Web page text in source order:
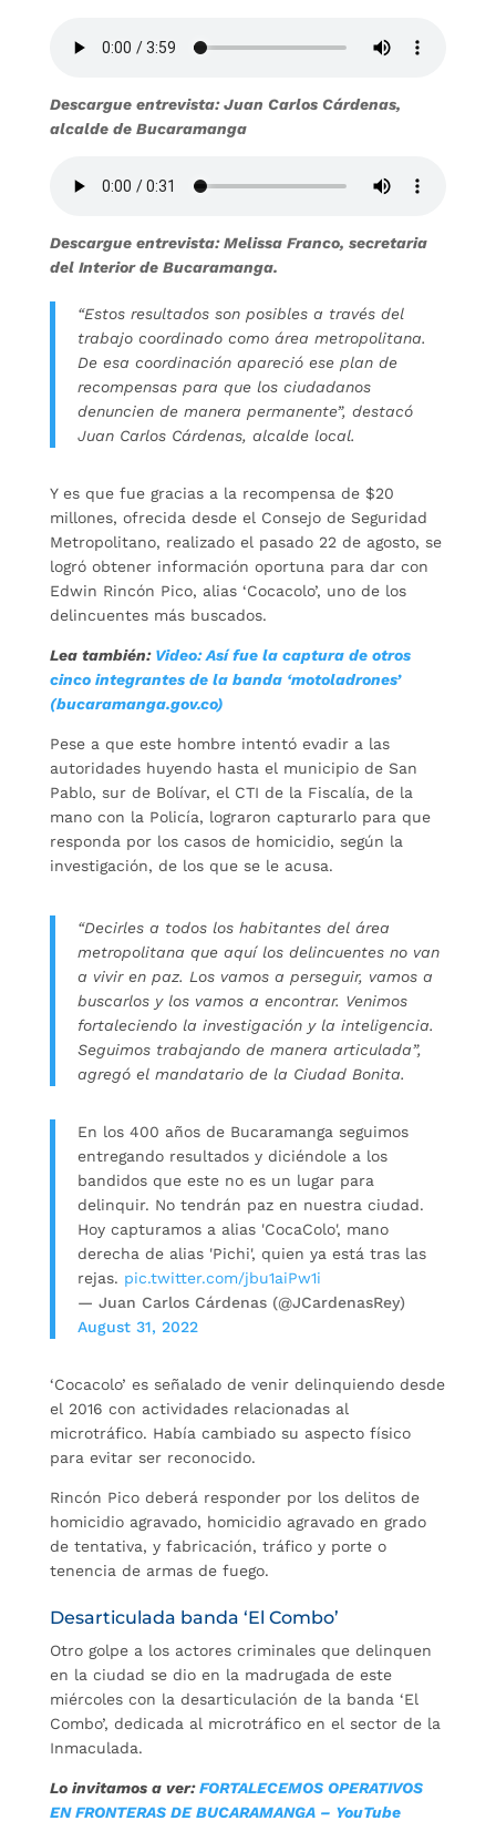
Descargue entrevista: Juan Carlos Cárdenas,
alcalde de Bucaramanga
Descargue entrevista: Melissa Franco, secretaria
del Interior de Bucaramanga.
“Estos resultados son posibles a través del
trabajo coordinado como área metropolitana.
De esa coordinación apareció ese plan de
recompensas para que los ciudadanos
denuncien de manera permanente”, destacó
Juan Carlos Cárdenas, alcalde local.
Y es que fue gracias a la recompensa de $20
millones, ofrecida desde el Consejo de Seguridad
Metropolitano, realizado el pasado 22 de agosto, se
logró obtener información oportuna para dar con
Edwin Rincón Pico, alias ‘Cocacolo’, uno de los
delincuentes más buscados.
Lea también: Video: Así fue la captura de otros
cinco integrantes de la banda ‘motoladrones’
(bucaramanga.gov.co)
Pese a que este hombre intentó evadir a las
autoridades huyendo hasta el municipio de San
Pablo, sur de Bolívar, el CTI de la Fiscalía, de la
mano con la Policía, lograron capturarlo para que
responda por los casos de homicidio, según la
investigación, de los que se le acusa.
“Decirles a todos los habitantes del área
metropolitana que aquí los delincuentes no van
a vivir en paz. Los vamos a perseguir, vamos a
buscarlos y los vamos a encontrar. Venimos
fortaleciendo la investigación y la inteligencia.
Seguimos trabajando de manera articulada”,
agregó el mandatario de la Ciudad Bonita.
En los 400 años de Bucaramanga seguimos
entregando resultados y diciéndole a los
bandidos que este no es un lugar para
delinquir. No tendrán paz en nuestra ciudad.
Hoy capturamos a alias 'CocaColo', mano
derecha de alias 'Pichi', quien ya está tras las
rejas. pic.twitter.com/jbu1aiPw1i
— Juan Carlos Cárdenas (@JCardenasRey)
August 31, 2022
‘Cocacolo’ es señalado de venir delinquiendo desde
el 2016 con actividades relacionadas al
microtráfico. Había cambiado su aspecto físico
para evitar ser reconocido.
Rincón Pico deberá responder por los delitos de
homicidio agravado, homicidio agravado en grado
de tentativa, y fabricación, tráfico y porte o
tenencia de armas de fuego.
Desarticulada banda ‘El Combo’
Otro golpe a los actores criminales que delinquen
en la ciudad se dio en la madrugada de este
miércoles con la desarticulación de la banda ‘El
Combo’, dedicada al microtráfico en el sector de la
Inmaculada.
Lo invitamos a ver:FORTALECEMOS OPERATIVOS
EN FRONTERAS DE BUCARAMANGA – YouTube